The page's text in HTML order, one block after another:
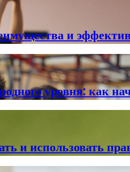
и
уровня: как
и использовать